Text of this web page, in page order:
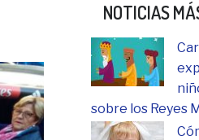
NOTICIAS
sobre los Reyes